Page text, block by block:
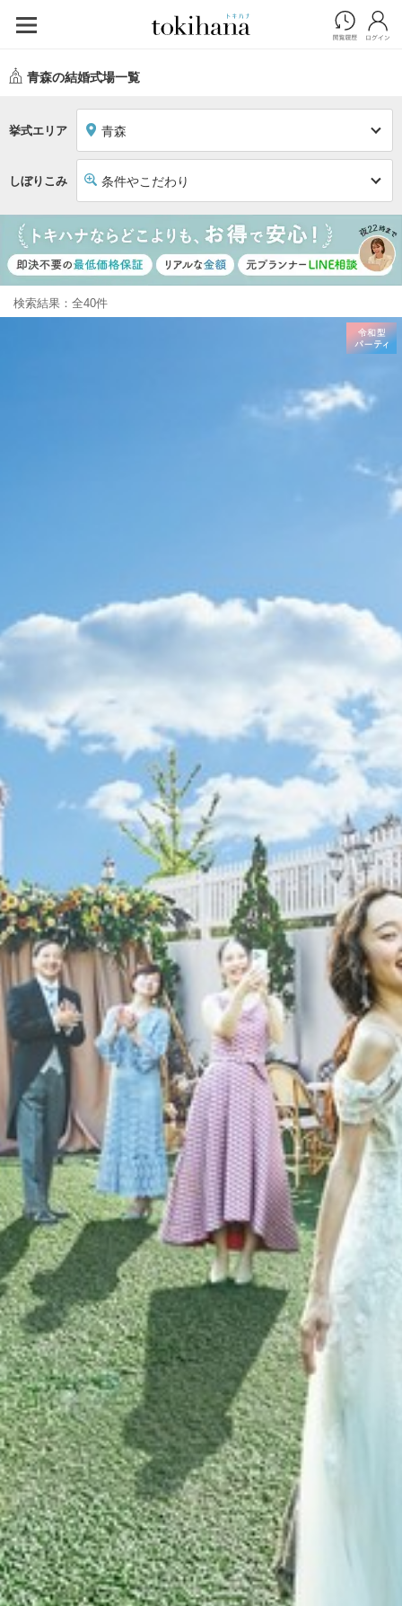
青森の結婚式場一覧
挙式エリア 青森
しぼりこみ 条件やこだわり
検索結果：全40件